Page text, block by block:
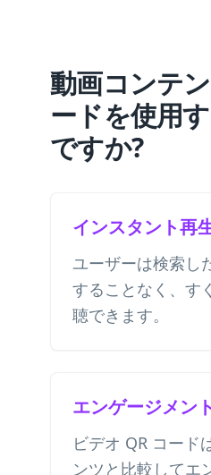
動画コンテ
ードを使用
ですか?
インスタント再
ユーザーは検索し
することなく、す
聴できます。
エンゲージメン
ビデオ QR コード
ンツと比較してエ